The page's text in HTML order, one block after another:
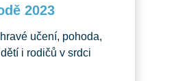
2023
učení, pohoda,
i rodičů v srdci